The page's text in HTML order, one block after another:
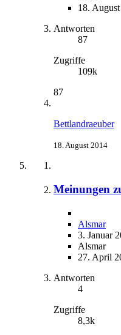
18.
Antworten
87
Zugriffe
109k
87
Bettlandraeuber
18. August 2014
Meinungen
Alsmar
3. Januar
Alsmar
27. April
Antworten
4
Zugriffe
8,3k